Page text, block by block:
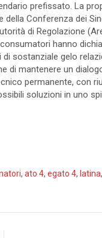
prefissato. La
Conferenza dei
di Regolazione
hanno
sostanziale gelo
di mantenere un
permanente, con
soluzioni in uno
, ato 4, egato 4, latina,